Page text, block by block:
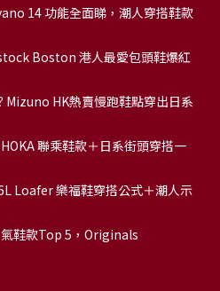
14 功能全面睇，潮人穿搭鞋款
Boston 港人最愛包頭鞋爆紅
Mizuno HK熱賣慢跑鞋點穿出日系
聯乘鞋款＋日系街頭穿搭一
Loafer 樂福鞋穿搭公式＋潮人示
鞋款Top 5，Originals